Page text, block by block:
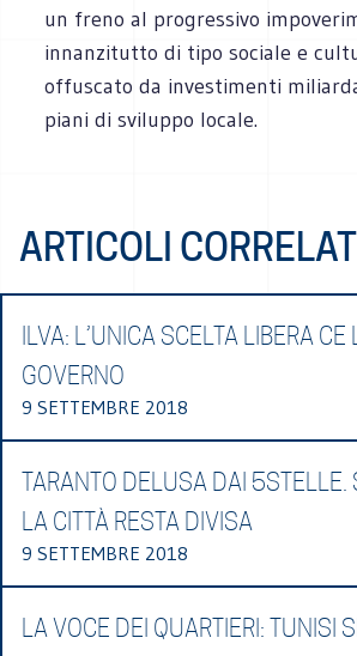
un freno al progressivo
innanzitutto di tipo sociale e
offuscato da investimenti
piani di sviluppo locale.
ARTICOLI
ILVA: L’UNICA SCELTA LIBERA CE
GOVERNO
9 SETTEMBRE 2018
TARANTO DELUSA DAI 5STELLE.
LA CITTÀ RESTA DIVISA
9 SETTEMBRE 2018
LA VOCE DEI QUARTIERI: TUNISI